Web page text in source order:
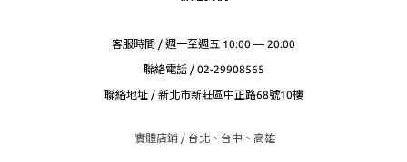
客服時間 / 週一至週五 10:00 — 20:00
聯絡電話 / 02-29908565
聯絡地址 / 新北市新莊區中正路68號10樓
實體店鋪 / 台北、台中、高雄